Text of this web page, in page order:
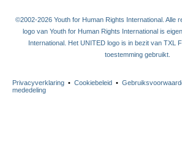
©2002-2026 Youth for Human Rights International. Alle
logo van Youth for Human Rights International is
International. Het UNITED logo is in bezit van TXL
toestemming gebruikt.
Privacyverklaring • Cookiebeleid •
mededeling